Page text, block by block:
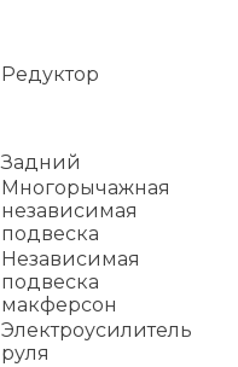
Редуктор
Задний
Многорычажная
независимая
подвеска
Независимая
подвеска
макферсон
Электроусилитель
руля